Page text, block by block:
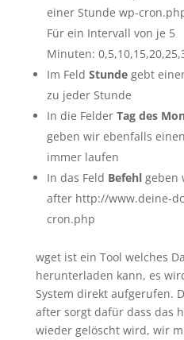
einer Stunde wp-
Für ein Intervall von je 5
Minuten:
Im Feld Stundegebt
zu jeder Stunde
In die FelderTag des
geben wir ebenfalls
immer laufen
In das Feld Befehlgeben
after http://www.deine-
cron.php
wget ist ein Tool welches
herunterladen kann, es
System direkt aufgerufen.
after sorgt dafür dass das
wieder gelöscht wird, wir